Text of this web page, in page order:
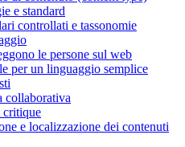
e standard
controllati e tassonomie
le persone sul web
per un linguaggio semplice
collaborativa
critique
e localizzazione dei contenuti